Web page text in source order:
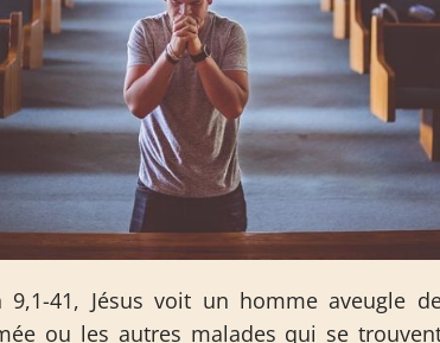
41, Jésus voit un homme aveugle
ou les autres malades qui se